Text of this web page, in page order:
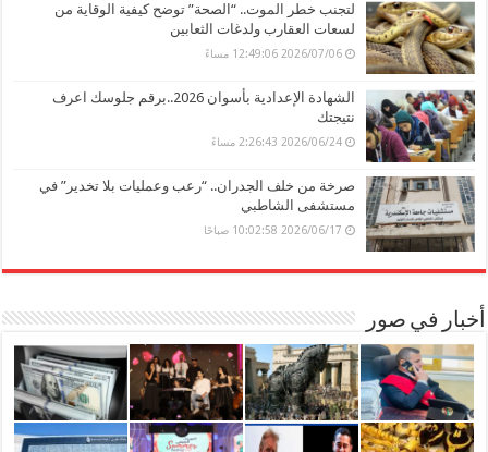
لتجنب خطر الموت.. “الصحة” توضح كيفية الوقاية من
لسعات العقارب ولدغات الثعابين
2026/07/06 12:49:06 مساءً
الشهادة الإعدادية بأسوان 2026..برقم جلوسك اعرف
نتيجتك
2026/06/24 2:26:43 مساءً
صرخة من خلف الجدران.. “رعب وعمليات بلا تخدير” في
مستشفى الشاطبي
2026/06/17 10:02:58 صباحًا
أخبار في صور